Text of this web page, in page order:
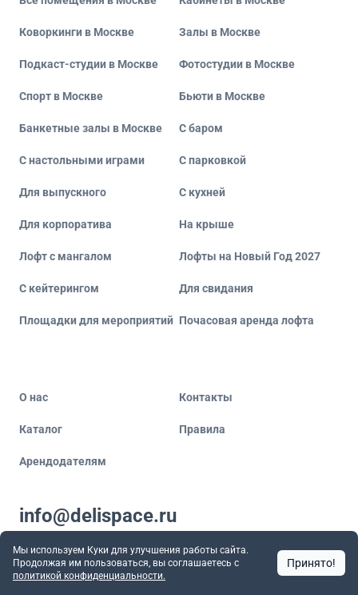
Коворкинги в Москве Залы в Москве
Подкаст-студии в Москве Фотостудии в Москве
Спорт в Москве Бьюти в Москве
Банкетные залы в Москве С баром
С настольными играми С парковкой
Для выпускного С кухней
Для корпоратива На крыше
Лофт с мангалом Лофты на Новый Год 2027
С кейтерингом Для свидания
Площадки для мероприятий Почасовая аренда лофта
О нас Контакты
Каталог Правила
Арендодателям
info@delispace.ru
+7 495 212 11 55
по вопросам сотрудничества
Мы используем Куки для улучшения работы сайта.
Продолжая им пользоваться, вы соглашаетесь c
политикой конфиденциальности.
Принято!